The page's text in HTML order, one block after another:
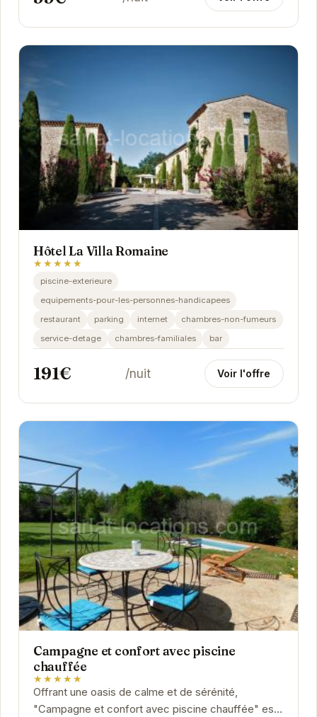
Hôtel La Villa Romaine
★★★★★
piscine-exterieure
equipements-pour-les-personnes-handicapees
restaurant
parking internet
chambres-non-fumeurs
service-detage
chambres-familiales bar
191€ /nuit Voir l'offre
Campagne et confort avec piscine
chauffée
★★★★★
Offrant une oasis de calme et de sérénité,
"Campagne et confort avec piscine chauffée" est